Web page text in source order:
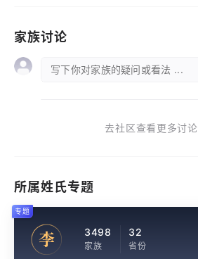
家族讨论
写下你对家族的疑问或看法 ...
去社区查看更多讨论
所属姓氏专题
李 3498
家族
32
省份
专题